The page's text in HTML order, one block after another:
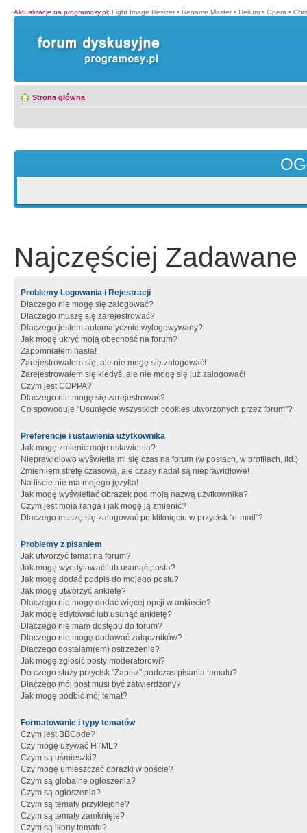
Aktualizacje na programosy.pl: Light Image Resizer • Rename Master • Helium • Opera •
Strona główna
Najczęściej Zadawane
Problemy Logowania i Rejestracji
Dlaczego nie mogę się zalogować?
Dlaczego muszę się zarejestrować?
Dlaczego jestem automatycznie wylogowywany?
Jak mogę ukryć moją obecność na forum?
Zapomniałem hasła!
Zarejestrowałem się, ale nie mogę się zalogować!
Zarejestrowałem się kiedyś, ale nie mogę się już zalogować!
Czym jest COPPA?
Dlaczego nie mogę się zarejestrować?
Co spowoduje "Usunięcie wszystkich cookies utworzonych przez forum"?
Preferencje i ustawienia użytkownika
Jak mogę zmienić moje ustawienia?
Nieprawidłowo wyświetla mi się czas na forum (w postach, w profilach, itd.)
Zmieniłem strefę czasową, ale czasy nadal są nieprawidłowe!
Na liście nie ma mojego języka!
Jak mogę wyświetlać obrazek pod moją nazwą użytkownika?
Czym jest moja ranga i jak mogę ją zmienić?
Dlaczego muszę się zalogować po kliknięciu w przycisk "e-mail"?
Problemy z pisaniem
Jak utworzyć temat na forum?
Jak mogę wyedytować lub usunąć posta?
Jak mogę dodać podpis do mojego postu?
Jak mogę utworzyć ankietę?
Dlaczego nie mogę dodać więcej opcji w ankiecie?
Jak mogę edytować lub usunąć ankietę?
Dlaczego nie mam dostępu do forum?
Dlaczego nie mogę dodawać załączników?
Dlaczego dostałam(em) ostrzeżenie?
Jak mogę zgłosić posty moderatorowi?
Do czego służy przycisk "Zapisz" podczas pisania tematu?
Dlaczego mój post musi być zatwierdzony?
Jak mogę podbić mój temat?
Formatowanie i typy tematów
Czym jest BBCode?
Czy mogę używać HTML?
Czym są uśmieszki?
Czy mogę umieszczać obrazki w poście?
Czym są globalne ogłoszenia?
Czym są ogłoszenia?
Czym są tematy przyklejone?
Czym są tematy zamknięte?
Czym są ikony tematu?